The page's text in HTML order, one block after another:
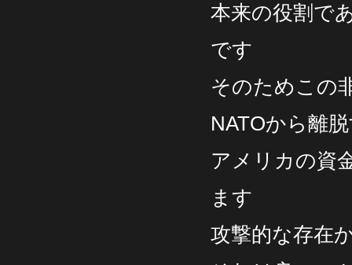
本来の役割で
です
そのためこの
NATOから離
アメリカの資
ます
攻撃的な存在